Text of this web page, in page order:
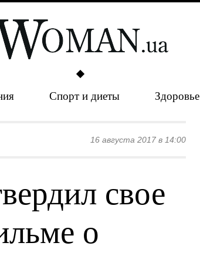
Спорт и диеты Здоровье
16 августа 2017 в 14:00
свое
о